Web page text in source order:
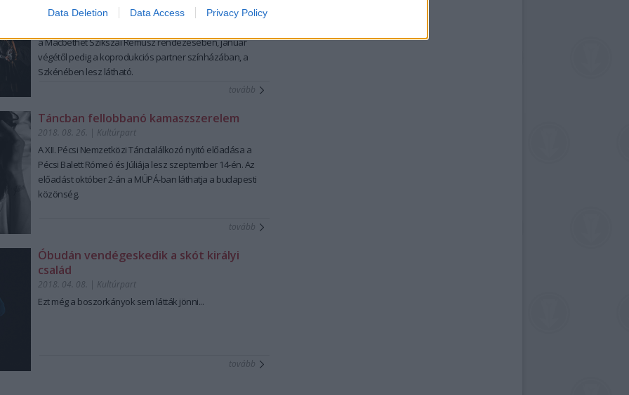
Data Deletion Data Access Privacy Policy
2019. 01. 30.|Kultúrpart
a Macbethet Szikszai Rémusz rendezésében, január
végétől pedig a koprodukciós partner színházában, a
Szkénében lesz látható.
tovább
Táncban fellobbanó kamaszszerelem
2018. 08. 26. | Kultúrpart
A XII. Pécsi Nemzetközi Tánctalálkozó nyitó előadása a
Pécsi Balett Rómeó és Júliája lesz szeptember 14-én. Az
előadást október 2-án a MÜPÁ-ban láthatja a budapesti
közönség.
tovább
Óbudán vendégeskedik a skót királyi
család
2018. 04. 08. | Kultúrpart
Ezt még a boszorkányok sem látták jönni...
tovább